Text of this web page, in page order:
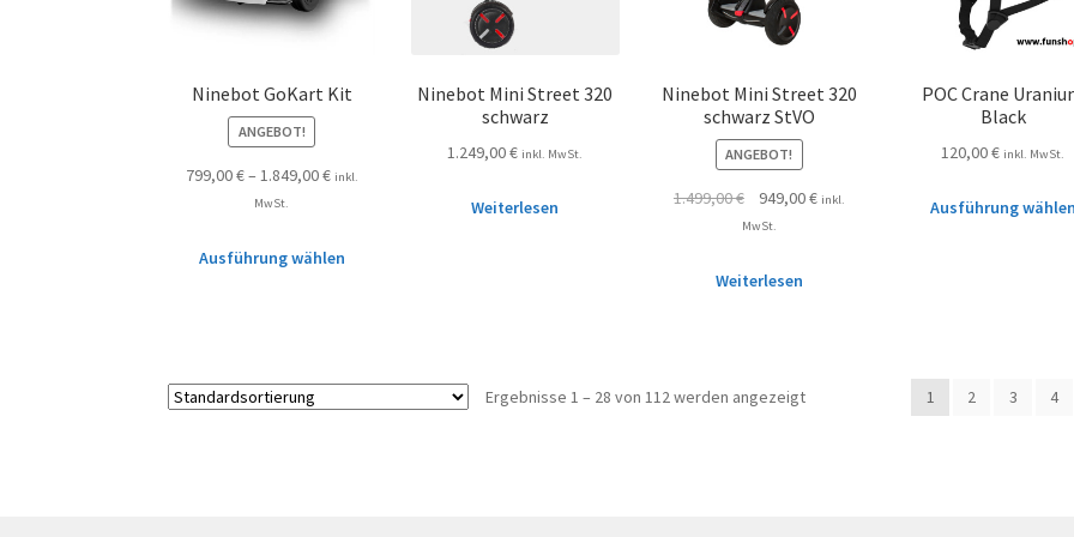
Ninebot GoKart Kit
ANGEBOT!
799,00€– 1.849,00€ inkl.
MwSt.
Ausführung wählen
Ninebot Mini Street 320
schwarz
1.249,00€ inkl. MwSt.
Weiterlesen
Ninebot Mini Street 320
schwarz StVO
ANGEBOT!
1.499,00€ 949,00€ inkl.
MwSt.
Weiterlesen
POC Crane
Black
120,00€ inkl. MwSt.
Ausführung
Ergebnisse 1 – 28 von 112 werden angezeigt 1 2 3 4